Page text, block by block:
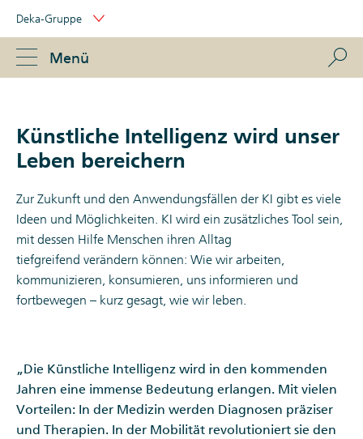
Links
Navigation
Portal
Navigation
Deka-Gruppe
Menü
Künstliche Intelligenz wird unser
Leben bereichern
Zur Zukunft und den Anwendungsfällen der KI gibt es viele
Ideen und Möglichkeiten. KI wird ein zusätzliches Tool sein,
mit dessen Hilfe Menschen ihren Alltag
tiefgreifend verändern können: Wie wir arbeiten,
kommunizieren, konsumieren, uns informieren und
fortbewegen – kurz gesagt, wie wir leben.
„Die Künstliche Intelligenz wird in den kommenden
Jahren eine immense Bedeutung erlangen. Mit vielen
Vorteilen: In der Medizin werden Diagnosen präziser
und Therapien. In der Mobilität revolutioniert sie den